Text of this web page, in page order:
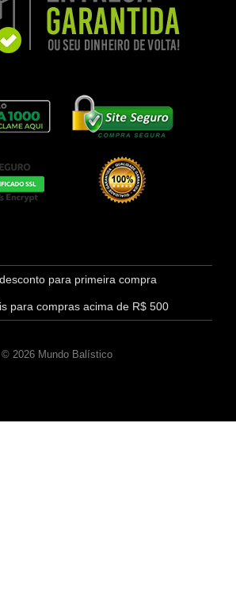
para primeira compra
para compras acima de R$ 500
© 2026 Mundo Balístico